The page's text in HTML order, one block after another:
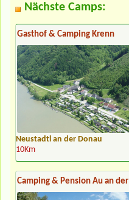
Nächste Camps:
Gasthof & Camping Krenn
Neustadtl an der Donau
10Km
Camping & Pension Au an